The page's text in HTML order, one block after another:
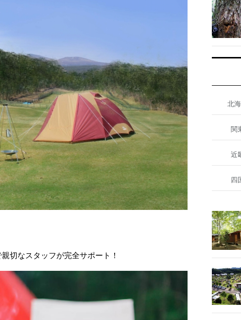
切なスタッフが完全サポート！
北
関
近
四